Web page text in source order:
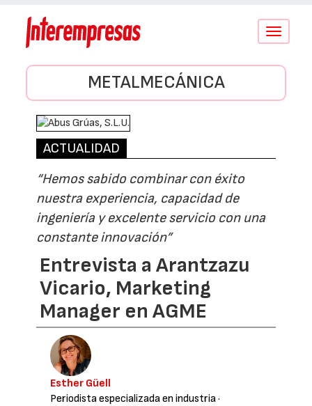
Conmutar
METALMECÁNICA
ACTUALIDAD
“Hemos sabido combinar con éxito
nuestra experiencia, capacidad de
ingeniería y excelente servicio con una
constante innovación”
Entrevista a Arantzazu
Vicario, Marketing
Manager en AGME
Esther Güell
Periodista especializada en industria·